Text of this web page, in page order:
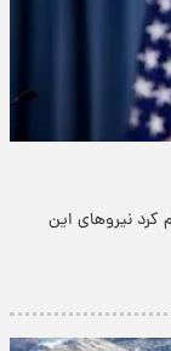
کرد نیرو‌های این